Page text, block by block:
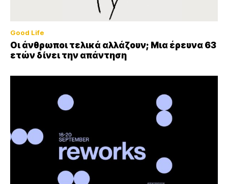
Good Life
Οι άνθρωποι τελικά αλλάζουν; Μια έρευνα 63
ετών δίνει την απάντηση